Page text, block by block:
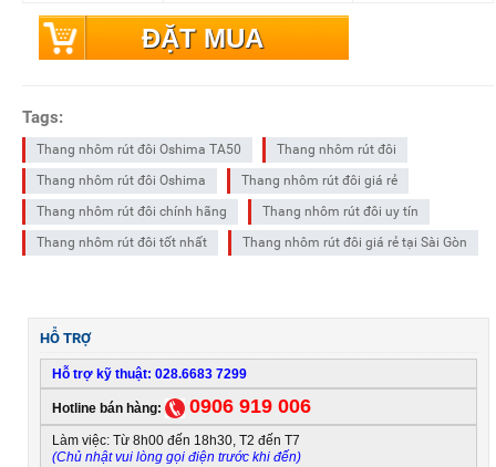
ĐẶT MUA
Tags:
Thang nhôm rút đôi Oshima TA50
Thang nhôm rút đôi
Thang nhôm rút đôi Oshima
Thang nhôm rút đôi giá rẻ
Thang nhôm rút đôi chính hãng
Thang nhôm rút đôi uy tín
Thang nhôm rút đôi tốt nhất
Thang nhôm rút đôi giá rẻ tại Sài Gòn
HỖ TRỢ
Hỗ trợ kỹ thuật: 028.6683 7299
Hotline bán hàng: 0906 919 006
Làm việc: Từ 8h00 đến 18h30, T2 đến T7
(Chủ nhật vui lòng gọi điện trước khi đến)